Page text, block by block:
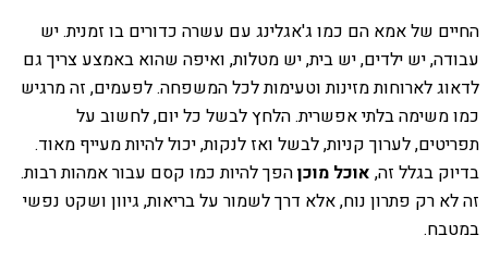
החיים של אמא הם כמו ג'אגלינג עם עשרה כדורים בו זמנית. יש
עבודה, יש ילדים, יש בית, יש מטלות, ואיפה שהוא באמצע צריך גם
לדאוג לארוחות מזינות וטעימות לכל המשפחה. לפעמים, זה מרגיש
כמו משימה בלתי אפשרית. הלחץ לבשל כל יום, לחשוב על
תפריטים, לערוך קניות, לבשל ואז לנקות, יכול להיות מעייף מאוד.
בדיוק בגלל זה, אוכל מוכןהפך להיות כמו קסם עבור אמהות רבות.
זה לא רק פתרון נוח, אלא דרך לשמור על בריאות, גיוון ושקט נפשי
במטבח.